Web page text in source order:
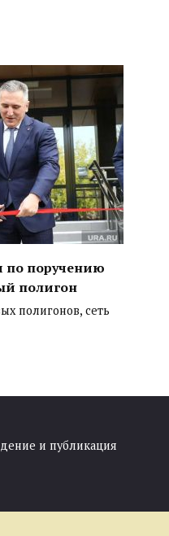
по поручению
полигон
полигонов, сеть
и публикация